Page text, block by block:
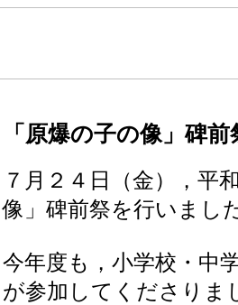
「原爆の子の像」碑前
７月２４日（金），平
像」碑前祭を行いまし
今年度も，小学校・中
が参加してくださりま